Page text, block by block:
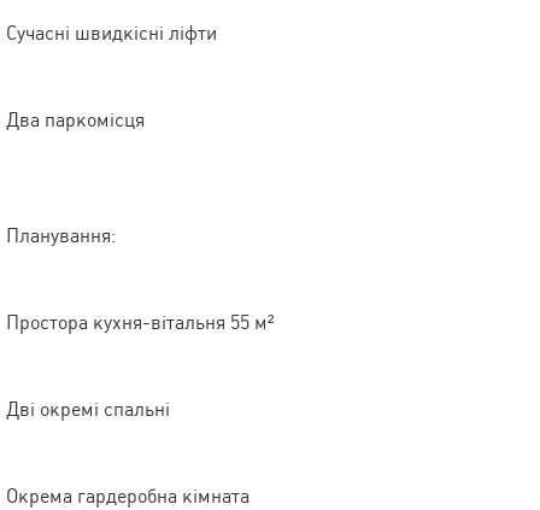
Сучасні швидкісні ліфти
Два паркомісця
Планування:
Простора кухня-вітальня 55 м²
Дві окремі спальні
Окрема гардеробна кімната